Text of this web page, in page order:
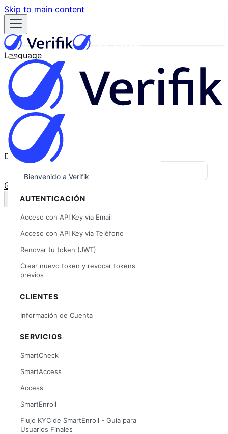
Skip to main content
Language
English
Español
Français
Português
한국어
日本語
中文
Docs
GitHub
Bienvenido a Verifik
AUTENTICACIÓN
Acceso con API Key vía Email
Acceso con API Key vía Teléfono
Renovar tu token (JWT)
Crear nuevo token y revocar tokens
previos
CLIENTES
Información de Cuenta
SERVICIOS
SmartCheck
SmartAccess
Access
SmartEnroll
Flujo KYC de SmartEnroll - Guía para
Usuarios Finales